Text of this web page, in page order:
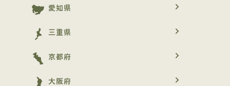
愛知県 navigate_next
三重県 navigate_next
京都府 navigate_next
大阪府 navigate_next